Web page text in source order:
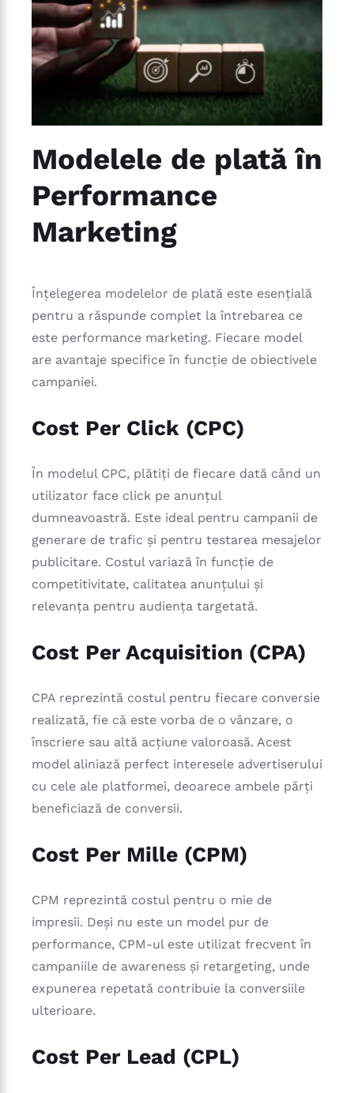
Modelele de plată în
Performance
Marketing
Înțelegerea modelelor de plată este esențială
pentru a răspunde complet la întrebarea ce
este performance marketing. Fiecare model
are avantaje specifice în funcție de obiectivele
campaniei.
Cost Per Click (CPC)
În modelul CPC, plătiți de fiecare dată când un
utilizator face click pe anunțul
dumneavoastră. Este ideal pentru campanii de
generare de trafic și pentru testarea mesajelor
publicitare. Costul variază în funcție de
competitivitate, calitatea anunțului și
relevanța pentru audiența targetată.
Cost Per Acquisition (CPA)
CPA reprezintă costul pentru fiecare conversie
realizată, fie că este vorba de o vânzare, o
înscriere sau altă acțiune valoroasă. Acest
model aliniază perfect interesele advertiserului
cu cele ale platformei, deoarece ambele părți
beneficiază de conversii.
Cost Per Mille (CPM)
CPM reprezintă costul pentru o mie de
impresii. Deși nu este un model pur de
performance, CPM-ul este utilizat frecvent în
campaniile de awareness și retargeting, unde
expunerea repetată contribuie la conversiile
ulterioare.
Cost Per Lead (CPL)